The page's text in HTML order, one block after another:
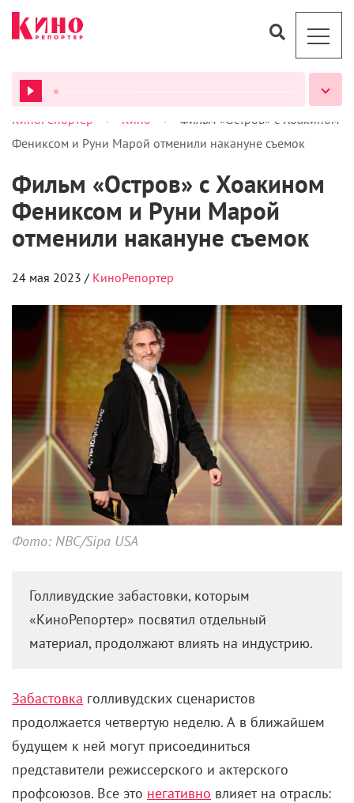
ВСЕ ПОДКАСТЫ
КиноРепортер > Кино >
Фильм «Остров» с Хоакином
Фениксом и Руни Марой отменили накануне съемок
Фильм «Остров» с Хоакином
Фениксом и Руни Марой
отменили накануне съемок
24 мая 2023 / КиноРепортер
Фото: NBC/Sipa USA
Голливудские забастовки, которым
«КиноРепортер» посвятил отдельный
материал, продолжают влиять на индустрию.
Забастовка голливудских сценаристов
продолжается четвертую неделю. А в ближайшем
будущем к ней могут присоединиться
представители режиссерского и актерского
профсоюзов. Все это негативно влияет на отрасль: